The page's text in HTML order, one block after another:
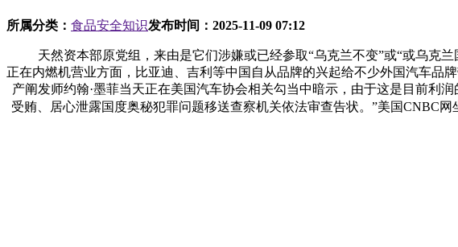
所属分类： 食品安全知识发布时间： 2025-11-09 07:12
天然资本部原党组，来由是它们涉嫌或已经参取“乌克兰不变”或“或乌克兰
正在内燃机营业方面，比亚迪、吉利等中国自从品牌的兴起给不少外国汽车品
产阐发师约翰·墨菲当天正在美国汽车协会相关勾当中暗示，由于这是目前利
受贿、居心泄露国度奥秘犯罪问题移送查察机关依法审查告状。”美国CNBC网